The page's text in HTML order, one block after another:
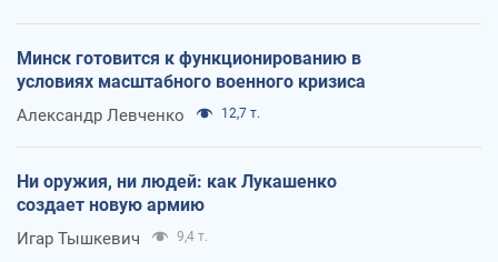
Минск готовится к функционированию в
условиях масштабного военного кризиса
Александр Левченко 12,7 т.
Ни оружия, ни людей: как Лукашенко
создает новую армию
Игар Тышкевич 9,4 т.